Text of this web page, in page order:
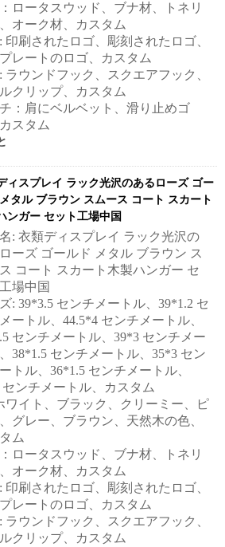
ロータスウッド、ブナ材、トネリ
オーク材、カスタム
印刷されたロゴ、彫刻されたロゴ、
レートのロゴ、カスタム
ラウンドフック、スクエアフック、
クリップ、カスタム
チ：肩にベルベット、滑り止めゴ
スタム
ィスプレイ ラック光沢のあるローズ ゴー
タル ブラウン スムース コート スカート
ンガー セット工場中国
: 衣類ディスプレイ ラック光沢の
ーズ ゴールド メタル ブラウン ス
コート スカート木製ハンガー セ
場中国
: 39*3.5 センチメートル、39*1.2 セ
ートル、44.5*4 センチメートル、
センチメートル、39*3 センチメー
、38*1.5 センチメートル、35*3 セン
トル、36*1.5 センチメートル、
センチメートル、カスタム
ワイト、ブラック、クリーミー、ピ
グレー、ブラウン、天然木の色、
ム
ロータスウッド、ブナ材、トネリ
オーク材、カスタム
印刷されたロゴ、彫刻されたロゴ、
レートのロゴ、カスタム
ラウンドフック、スクエアフック、
クリップ、カスタム